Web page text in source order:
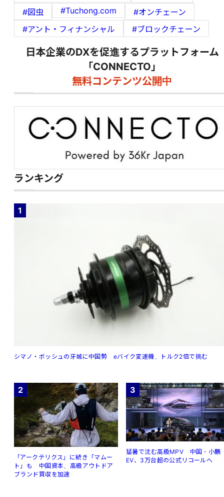
#図虫
#Tuchong.com
#オンチェーン
#アント・フィナンシャル
#ブロックチェーン
日本企業のDXを促進するプラットフォーム
「CONNECTO」
無料コンテンツ公開中
ランキング
1
シマノ・ボッシュの牙城に中国勢 eバイク変速機、トルク2倍で挑む
2
「アークテリクス」に続き「マムー
ト」も 中国資本、高級アウトドア
ブランド買収を加速
3
猛暑で沈む高級MPV 中国・小鵬
EV、3万台超の公式リコールへ